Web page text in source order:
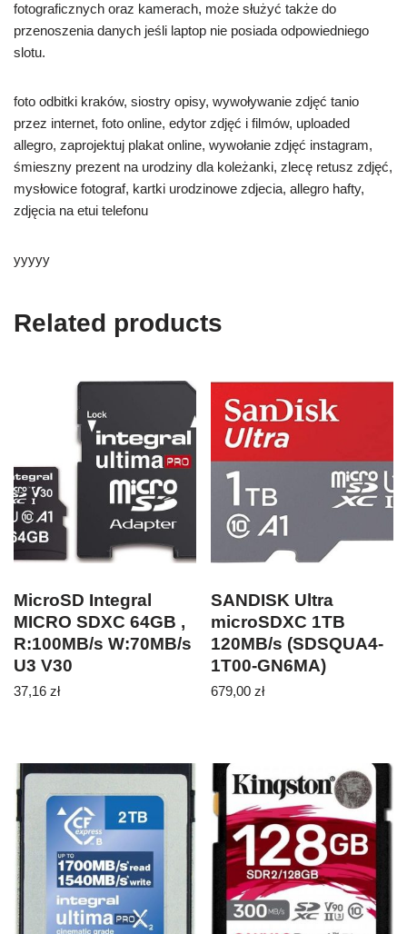
fotograficznych oraz kamerach, może służyć także do
przenoszenia danych jeśli laptop nie posiada odpowiedniego
slotu.
foto odbitki kraków, siostry opisy, wywoływanie zdjęć tanio
przez internet, foto online, edytor zdjęć i filmów, uploaded
allegro, zaprojektuj plakat online, wywołanie zdjęć instagram,
śmieszny prezent na urodziny dla koleżanki, zlecę retusz zdjęć,
mysłowice fotograf, kartki urodzinowe zdjecia, allegro hafty,
zdjęcia na etui telefonu
yyyyy
Related products
MicroSD Integral
MICRO SDXC 64GB ,
R:100MB/s W:70MB/s
U3 V30
37,16 zł
SANDISK Ultra
microSDXC 1TB
120MB/s (SDSQUA4-
1T00-GN6MA)
679,00zł